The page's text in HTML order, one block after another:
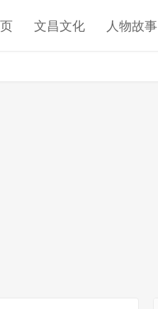
文昌文化 人物故事